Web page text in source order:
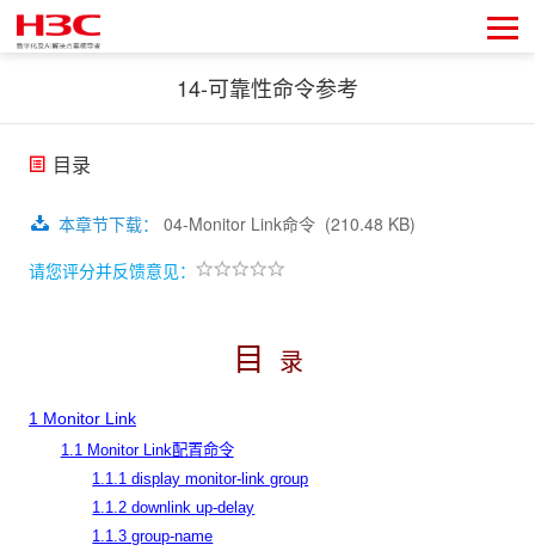
14-可靠性命令参考
目录
本章节下载： 04-Monitor Link命令 (210.48 KB)
请您评分并反馈意见：
目 录
1 Monitor Link
1.1 Monitor Link配置命令
1.1.1 display monitor-link group
1.1.2 downlink up-delay
1.1.3 group-name